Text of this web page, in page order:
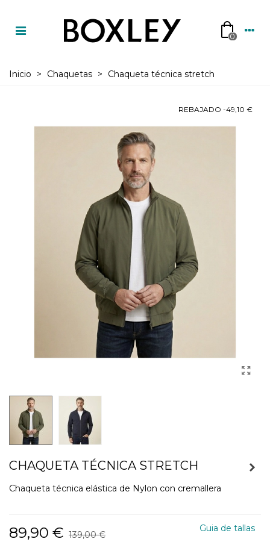
0
Inicio > Chaquetas > Chaqueta técnica stretch
REBAJADO -49,10 €
CHAQUETA TÉCNICA STRETCH
Chaqueta técnica elástica de Nylon con cremallera
89,90 € 139,00 €
Guia de tallas